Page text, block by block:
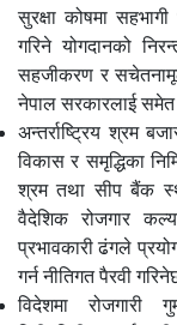
सुरक्षा कोषमा
गरिने योगदानको
सहजीकरण र
नेपाल सरकारलाई
अन्तर्राष्ट्रिय श्रम
विकास र समृद्धिका
श्रम तथा सीप बैंक
वैदेशिक रोजगार
प्रभावकारी ढंगले
गर्न नीतिगत पैरवी
विदेशमा रोजगारी